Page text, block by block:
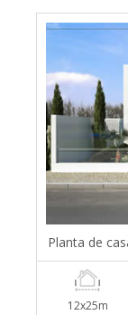
Planta de
12x25m